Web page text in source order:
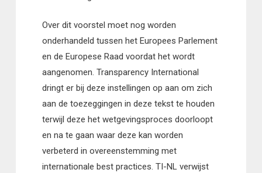
Over dit voorstel moet nog worden
onderhandeld tussen het Europees Parlement
en de Europese Raad voordat het wordt
aangenomen. Transparency International
dringt er bij deze instellingen op aan om zich
aan de toezeggingen in deze tekst te houden
terwijl deze het wetgevingsproces doorloopt
en na te gaan waar deze kan worden
verbeterd in overeenstemming met
internationale best practices. TI-NL verwijst